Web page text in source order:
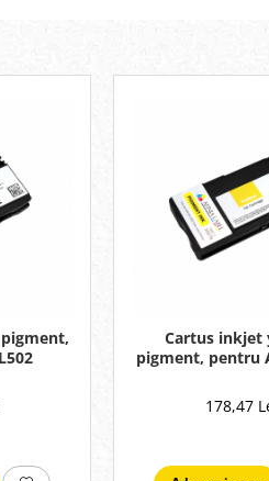
Cartus inkjet
pigment, pentru
178,47